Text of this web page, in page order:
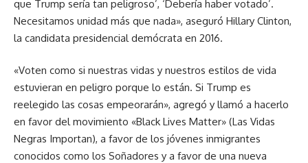
que Trump sería tan peligroso’, ‘Debería haber votado’.
Necesitamos unidad más que nada», aseguró Hillary Clinton,
la candidata presidencial demócrata en 2016.
«Voten como si nuestras vidas y nuestros estilos de vida
estuvieran en peligro porque lo están. Si Trump es
reelegido las cosas empeorarán», agregó y llamó a hacerlo
en favor del movimiento «Black Lives Matter» (Las Vidas
Negras Importan), a favor de los jóvenes inmigrantes
conocidos como los Soñadores y a favor de una nueva